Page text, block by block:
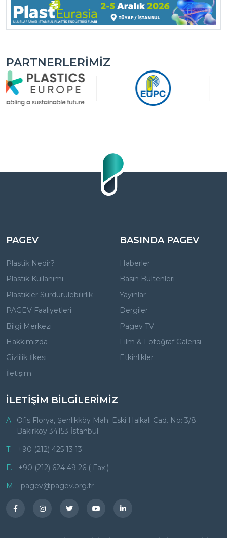
PARTNERLERIMIZ
PAGEV
Plastik Nedir?
Plastik Kullanımı
Plastikler Sürdürülebilirlik
PAGEV Faaliyetleri
Bilgi Merkezi
Hakkımızda
Gizlilik İlkesi
İletişim
BASINDA PAGEV
Haberler
Basın Bültenleri
Yayınlar
Dergiler
Pagev TV
Film & Fotoğraf Galerisi
Etkinlikler
İLETİŞİM BİLGİLERİMİZ
A. Ofis Florya, Şenlikköy Mah. Eski Halkalı Cad. No: 3/8
Bakırköy 34153 İstanbul
T.
+90 (212) 425 13 13
F.
+90 (212) 624 49 26 ( Fax )
M.
pagev@pagev.org.tr